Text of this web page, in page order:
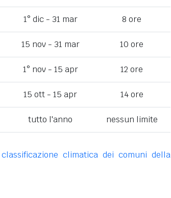
1° dic - 31 mar 8 ore
15 nov - 31 mar 10 ore
1° nov - 15 apr 12 ore
15 ott - 15 apr 14 ore
tutto l'anno nessun limite
classificazione climatica dei comuni della